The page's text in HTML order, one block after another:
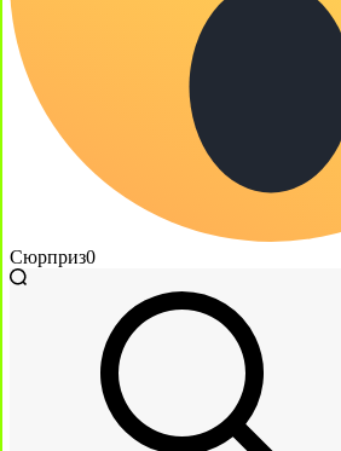
Сюрприз0